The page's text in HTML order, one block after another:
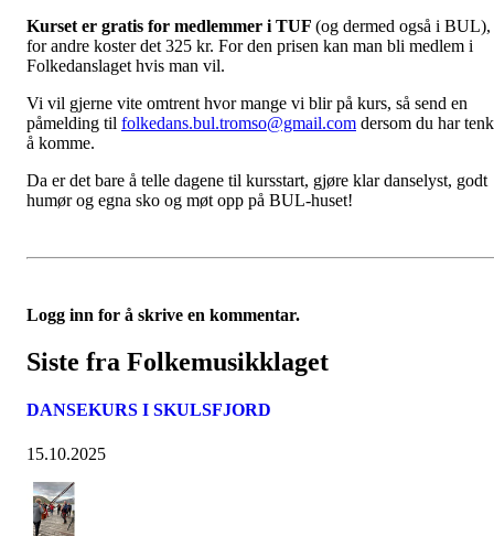
Kurset er gratis for medlemmer i TUF (og dermed også i BUL),
for andre koster det 325 kr. For den prisen kan man bli medlem i
Folkedanslaget hvis man vil.
Vi vil gjerne vite omtrent hvor mange vi blir på kurs, så send en
påmelding til folkedans.bul.tromso@gmail.com dersom du har
å komme.
Da er det bare å telle dagene til kursstart, gjøre klar danselyst, godt
humør og egna sko og møt opp på BUL-huset!
Logg inn for å skrive en kommentar.
Siste fra Folkemusikklaget
DANSEKURS I SKULSFJORD
15.10.2025